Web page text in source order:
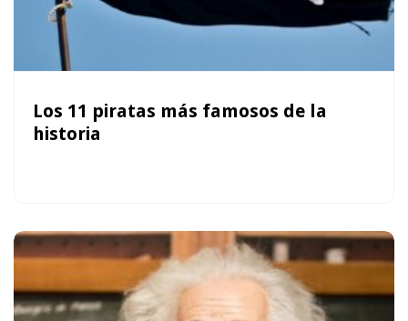
Los 11 piratas más famosos de la
historia